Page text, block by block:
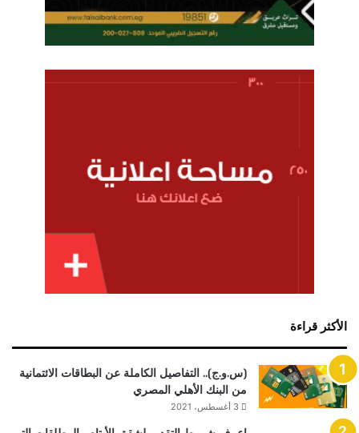
الأكثر قراءة
(س.و.ج).. التفاصيل الكاملة عن البطاقات الائتمانية
من البنك الأهلي المصري
3 أغسطس، 2021